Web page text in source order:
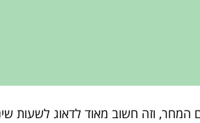
וזה חשוב מאוד לדאוג לשעות